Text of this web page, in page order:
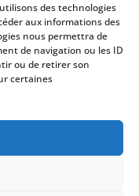
des technologies
aux informations des
nous permettra de
de navigation ou les ID
ou de retirer son
certaines
Paris – France –
– France –